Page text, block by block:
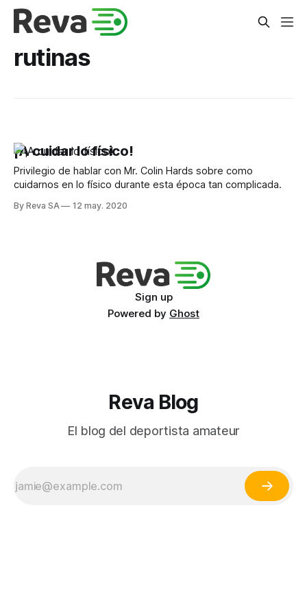
rutinas
¡A cuidar lo físico!
Privilegio de hablar con Mr. Colin Hards sobre como
cuidarnos en lo físico durante esta época tan complicada.
By Reva SA 12 may. 2020
Sign up
Powered by Ghost
Reva Blog
El blog del deportista amateur